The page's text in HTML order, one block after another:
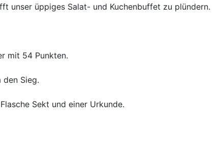
unser üppiges Salat- und Kuchenbuffet zu plündern.
mit 54 Punkten.
Sieg.
Sekt und einer Urkunde.